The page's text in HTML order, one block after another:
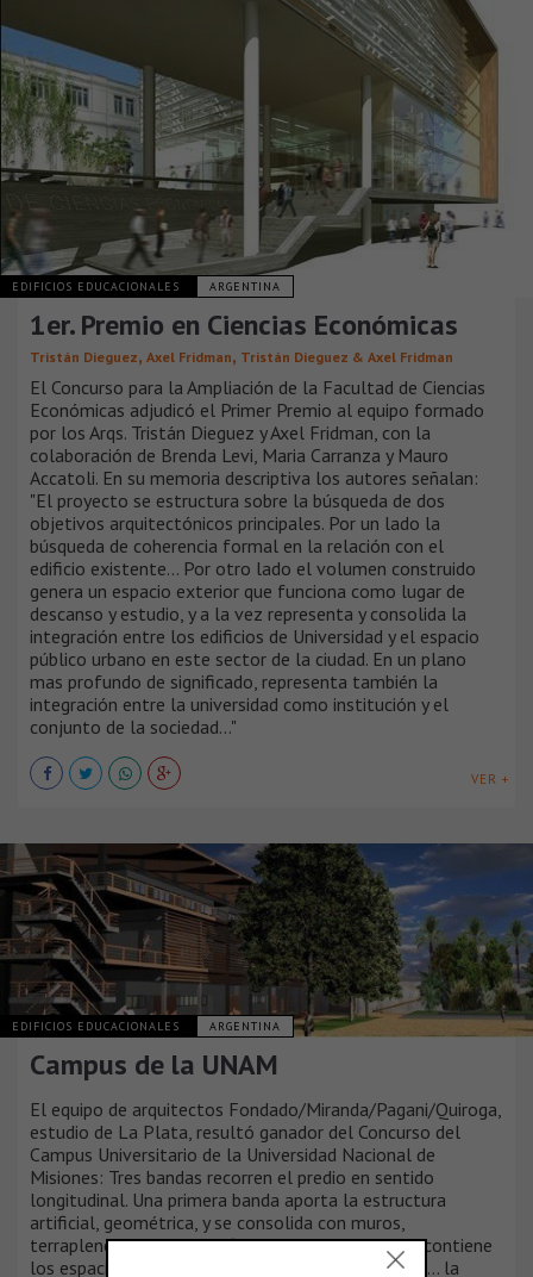
EDIFICIOS EDUCACIONALES ARGENTINA
1er. Premio en Ciencias Económicas
Tristán Dieguez, Axel Fridman, Tristán Dieguez & Axel Fridman
El Concurso para la Ampliación de la Facultad de Ciencias
Económicas adjudicó el Primer Premio al equipo formado
por los Arqs. Tristán Dieguez y Axel Fridman, con la
colaboración de Brenda Levi, Maria Carranza y Mauro
Accatoli. En su memoria descriptiva los autores señalan:
"El proyecto se estructura sobre la búsqueda de dos
objetivos arquitectónicos principales. Por un lado la
búsqueda de coherencia formal en la relación con el
edificio existente... Por otro lado el volumen construido
genera un espacio exterior que funciona como lugar de
descanso y estudio, y a la vez representa y consolida la
integración entre los edificios de Universidad y el espacio
público urbano en este sector de la ciudad. En un plano
mas profundo de significado, representa también la
integración entre la universidad como institución y el
conjunto de la sociedad..."
VER +
EDIFICIOS EDUCACIONALES ARGENTINA
Campus de la UNAM
El equipo de arquitectos Fondado/Miranda/Pagani/Quiroga,
estudio de La Plata, resultó ganador del Concurso del
Campus Universitario de la Universidad Nacional de
Misiones: Tres bandas recorren el predio en sentido
longitudinal. Una primera banda aporta la estructura
artificial, geométrica, y se consolida con muros,
terraplenes, rampas y edificios... una banda media contiene
los espacios de encuentro y movimiento peatonal... la